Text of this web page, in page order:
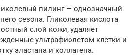
пилинг — однозначный
сезона. Гликолевая кислота
слой кожи, удаляет
ультрафиолетом клетки и
эластана и коллагена.